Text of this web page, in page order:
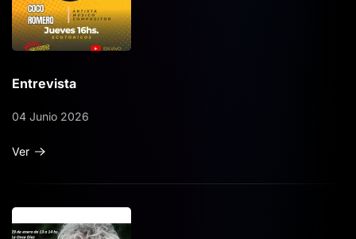
Entrevista
04 Junio 2026
Ver